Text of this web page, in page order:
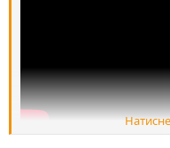
Ето го и хубен